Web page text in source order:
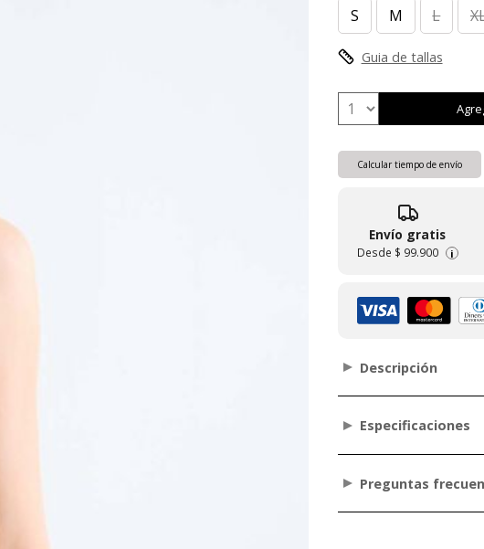
S
M L
Guia de tallas
Calcular tiempo de envío
Envío gratis
Desde $ 99.900 i
Descripción
Especificaciones
Preguntas